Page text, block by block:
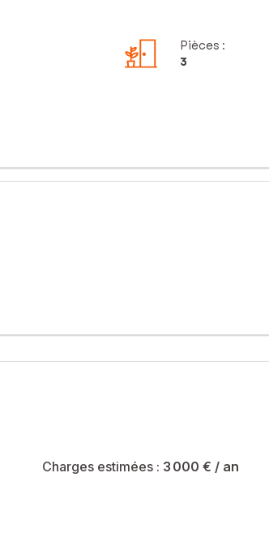
Pièces :
3
Agent commercial immatriculé au RSAC de
Charges estimées : 3 000 € / an